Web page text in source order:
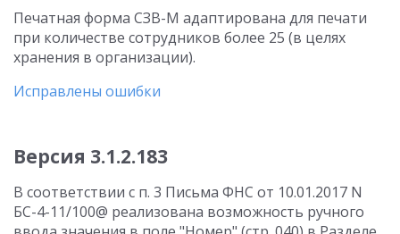
Печатная форма СЗВ-М адаптирована для печати
при количестве сотрудников более 25 (в целях
хранения в организации).
Исправлены ошибки
Версия 3.1.2.183
В соответствии с п. 3 Письма ФНС от 10.01.2017 N
БС-4-11/100@ реализована возможность ручного